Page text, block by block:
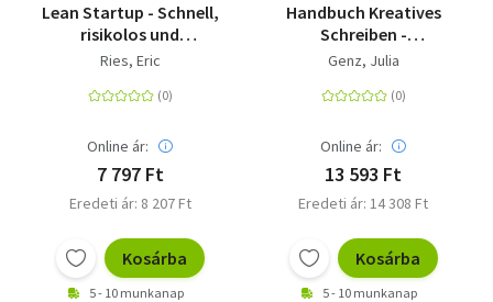
Lean Startup - Schnell,
risikolos und
erfolgreich
Ries, Eric
Online ár:
7 797 Ft
Eredeti ár: 8 207 Ft
Kosárba
5 - 10 munkanap
Handbuch Kreatives
Schreiben -
Literarische Techniken
anwenden
Genz, Julia
Online ár:
13 593 Ft
Eredeti ár: 14 308 Ft
Kosárba
5 - 10 munkanap